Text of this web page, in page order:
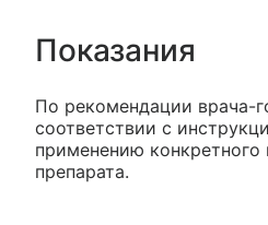
Показания
По рекомендации врача-
соответствии с
применению конкретного
препарата.